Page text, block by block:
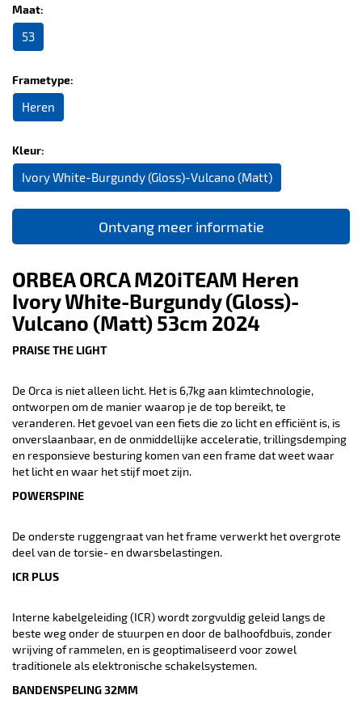
Maat:
53
Frametype:
Heren
Kleur:
Ivory White-Burgundy (Gloss)-Vulcano (Matt)
Ontvang meer informatie
ORBEA ORCA M20iTEAM Heren
Ivory White-Burgundy (Gloss)-
Vulcano (Matt) 53cm 2024
PRAISE THE LIGHT
De Orca is niet alleen licht. Het is 6,7kg aan klimtechnologie,
ontworpen om de manier waarop je de top bereikt, te
veranderen. Het gevoel van een fiets die zo licht en efficiënt is, is
onverslaanbaar, en de onmiddellijke acceleratie, trillingsdemping
en responsieve besturing komen van een frame dat weet waar
het licht en waar het stijf moet zijn.
POWERSPINE
De onderste ruggengraat van het frame verwerkt het overgrote
deel van de torsie- en dwarsbelastingen.
ICR PLUS
Interne kabelgeleiding (ICR) wordt zorgvuldig geleid langs de
beste weg onder de stuurpen en door de balhoofdbuis, zonder
wrijving of rammelen, en is geoptimaliseerd voor zowel
traditionele als elektronische schakelsystemen.
BANDENSPELING 32MM